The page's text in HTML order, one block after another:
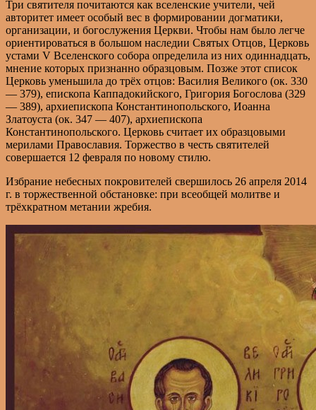
Три святителя почитаются как вселенские учи́тели, чей
авторитет имеет особый вес в формировании догматики,
организации, и богослужения Церкви. Чтобы нам было легче
ориентироваться в большом наследии Святых Отцов, Церковь
устами V Вселенского собора определила из них одиннадцать,
мнение которых признанно образцовым. Позже этот список
Церковь уменьшила до трёх отцов: Василия Великого (ок. 330
— 379), епископа Каппадокийского, Григория Богослова (329
— 389), архиепископа Константинопольского, Иоанна
Златоуста (ок. 347 — 407), архиепископа
Константинопольского. Церковь считает их образцовыми
мерилами Православия. Торжество в честь святителей
совершается 12 февраля по новому стилю.
Избрание небесных покровителей свершилось 26 апреля 2014
г. в торжественной обстановке: при всеобщей молитве и
трёхкратном метании жребия.